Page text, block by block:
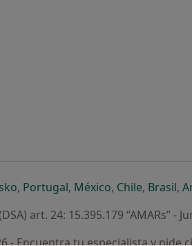
pestaña
en una nueva pestaña
se abre en una nueva pestaña
, Portugalse abre en una nueva
, Méxicose abre en una
, Chilese abre
, Brasilse
,
art. 24: 15.395.179 “AMARs” -
- Encuentra tu especialista y pide